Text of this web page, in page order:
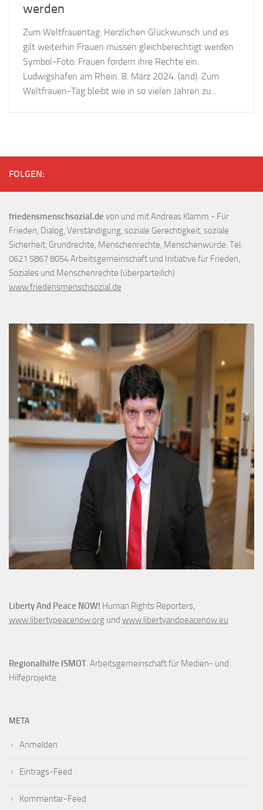
werden
Zum Weltfrauentag: Herzlichen Glückwunsch und es
gilt weiterhin Frauen müssen gleichberechtigt werden
Symbol-Foto: Frauen fordern ihre Rechte ein.
Ludwigshafen am Rhein. 8. März 2024. (and). Zum
Weltfrauen-Tag bleibt wie in so vielen Jahren zu...
FOLGEN:
friedensmenschsozial.de von und mit Andreas Klamm - Für
Frieden, Dialog, Verständigung, soziale Gerechtigkeit, soziale
Sicherheit, Grundrechte, Menschenrechte, Menschenwürde. Tel.
0621 5867 8054 Arbeitsgemeinschaft und Initiative für Frieden,
Soziales und Menschenrechte (überparteilich)
www.friedensmenschsozial.de
Liberty And Peace NOW! Human Rights Reporters,
www.libertypeacenow.org und www.libertyandpeacenow.eu
Regionalhilfe ISMOT. Arbeitsgemeinschaft für Medien- und
Hilfeprojekte.
META
Anmelden
Eintrags-Feed
Kommentar-Feed